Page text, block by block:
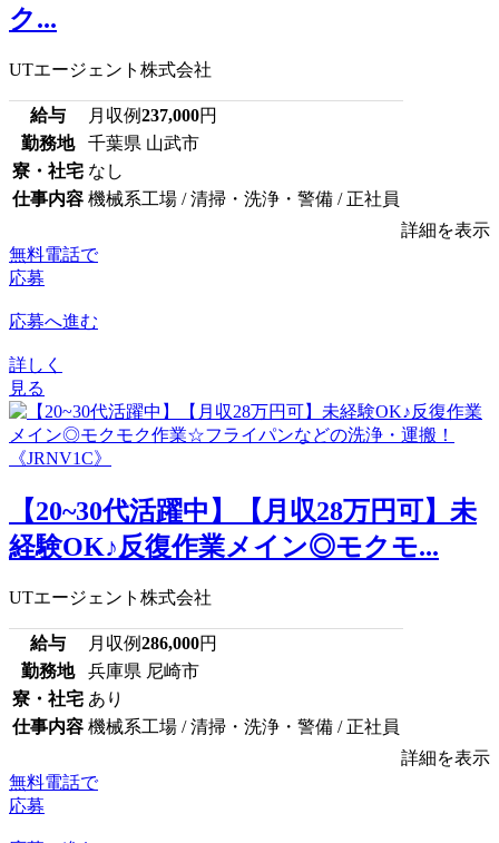
ク...
UTエージェント株式会社
給与 月収例237,000円
勤務地
千葉県 山武市
寮・社宅 なし
仕事内容 機械系工場 / 清掃・洗浄・警備 / 正社員
詳細を表示
無料電話で
応募
応募へ進む
詳しく
見る
【20~30代活躍中】【月収28万円可】未
経験OK♪反復作業メイン◎モクモ...
UTエージェント株式会社
給与 月収例286,000円
勤務地
兵庫県 尼崎市
寮・社宅 あり
仕事内容 機械系工場 / 清掃・洗浄・警備 / 正社員
詳細を表示
無料電話で
応募